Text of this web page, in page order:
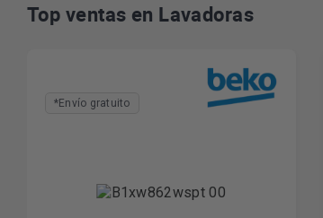
Top ventas en Lavadoras
*Envío gratuito